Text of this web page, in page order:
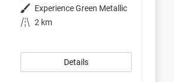
Außenfarbe Experience Green Metallic
Kilometerstand 2 km
Details